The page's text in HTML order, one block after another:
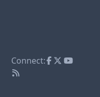
Connect: